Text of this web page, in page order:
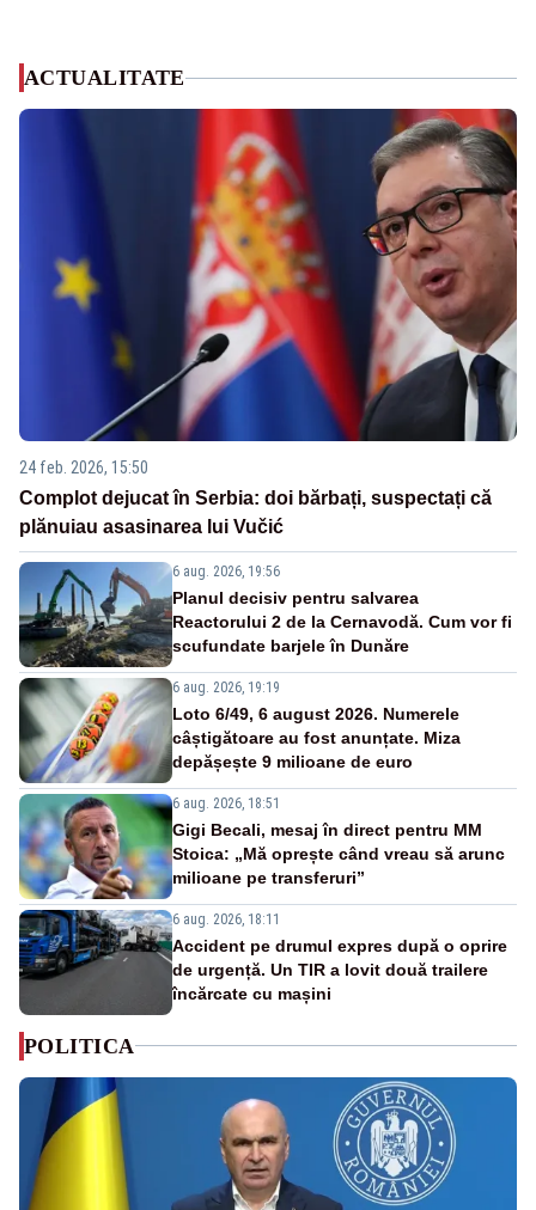
ACTUALITATE
24 feb. 2026, 15:50
Complot dejucat în Serbia: doi bărbați, suspectați că
plănuiau asasinarea lui Vučić
6 aug. 2026, 19:56
Planul decisiv pentru salvarea
Reactorului 2 de la Cernavodă. Cum vor fi
scufundate barjele în Dunăre
6 aug. 2026, 19:19
Loto 6/49, 6 august 2026. Numerele
câștigătoare au fost anunțate. Miza
depășește 9 milioane de euro
6 aug. 2026, 18:51
Gigi Becali, mesaj în direct pentru MM
Stoica: „Mă oprește când vreau să arunc
milioane pe transferuri”
6 aug. 2026, 18:11
Accident pe drumul expres după o oprire
de urgență. Un TIR a lovit două trailere
încărcate cu mașini
POLITICA